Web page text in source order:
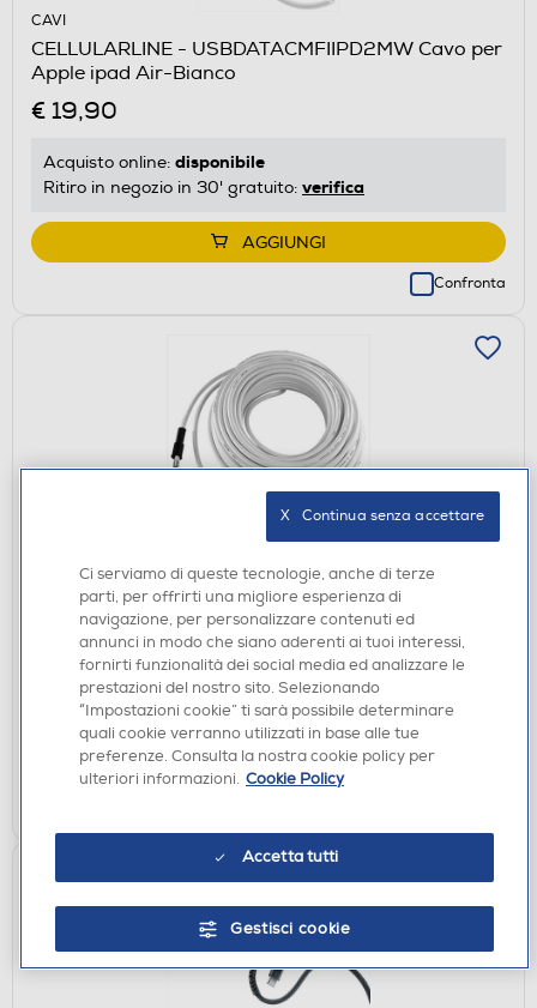
CAVI
CELLULARLINE - USBDATACMFIIPD2MW Cavo per
Apple ipad Air-Bianco
€ 19,90
Acquisto online: disponibile
Ritiro in negozio in 30' gratuito: verifica
AGGIUNGI
Confronta
CELLULARLINE - 44050 VIVANCO-Cavo SAT con
spina 10M
€ 13,90
Acquisto online:disponibile
Ritiro in negozio in 30' gratuito:verifica
AGGIUNGI
Ci serviamo di queste tecnologie, anche di terze
parti, per offrirti una migliore esperienza di
navigazione, per personalizzare contenuti ed
annunci in modo che siano aderenti ai tuoi interessi,
fornirti funzionalità dei social media ed analizzare le
prestazioni del nostro sito. Selezionando
“Impostazioni cookie” ti sarà possibile determinare
quali cookie verranno utilizzati in base alle tue
preferenze. Consulta la nostra cookie policy per
ulteriori informazioni. Cookie Policy
Accetta tutti
Gestisci cookie
X   Continua senza accettare